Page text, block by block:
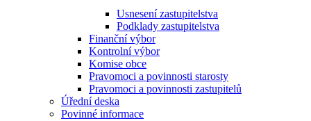
Usnesení zastupitelstva
Podklady zastupitelstva
Finanční výbor
Kontrolní výbor
Komise obce
Pravomoci a povinnosti starosty
Pravomoci a povinnosti zastupitelů
Úřední deska
Povinné informace